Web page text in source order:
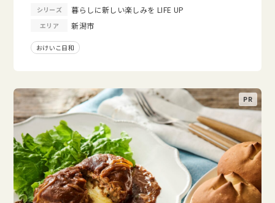
シリーズ 暮らしに新しい楽しみを LIFE UP
エリア 新潟市
おけいこ日和